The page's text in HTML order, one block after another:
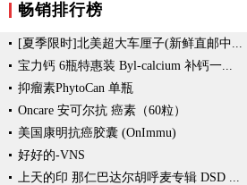
畅销排行榜
[夏季限时]北美超大车厘子(新鲜直邮中...
宝力钙 6瓶特惠装 Byl-calcium 补钙一...
抑瘤素PhytoCan 单瓶
Oncare 安可尔抗 癌素（60粒）
美国康明抗癌胶囊 (OnImmu)
好好的-VNS
上天的印 那仁巴达尔胡呼麦专辑 DSD ...